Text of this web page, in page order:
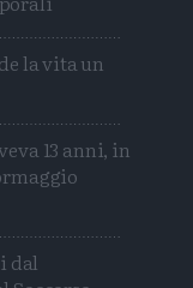
la vita un
13 anni, in
dal